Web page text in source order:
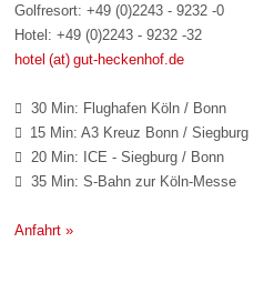
Golfresort: +49 (0)2243 - 9232 -0
Hotel: +49 (0)2243 - 9232 -32
hotel (at) gut-heckenhof.de
 30 Min: Flughafen Köln / Bonn
 15 Min: A3 Kreuz Bonn / Siegburg
 20 Min: ICE - Siegburg / Bonn
 35 Min: S-Bahn zur Köln-Messe
Anfahrt »